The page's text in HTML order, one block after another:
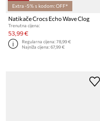
Extra -5% s kodom: OFF*
Natikače Crocs Echo Wave Clog
Trenutna cijena:
53,99 €
Regularna cijena:78,99 €
Najniža cijena:67,99 €